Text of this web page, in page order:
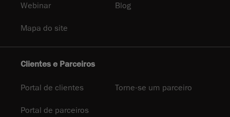
Webinar Blog
Mapa do site
Clientes e Parceiros
Portal de clientes Torne-se um parceiro
Portal de parceiros